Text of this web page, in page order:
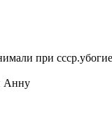
при
Анну